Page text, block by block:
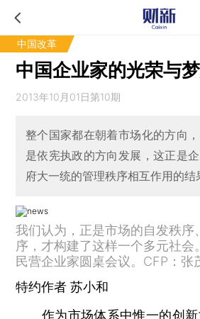
中国改革
中国企业家的光荣与
2013年10月01日第10期
整个国家都在朝着市场化的方向
是依宪执政的方向发展，这正是
府大一统的管理秩序相互作用的结
我们认为，正是市场的自发秩序
序，才构建了这样一个多元社会
民营企业家圆桌会议。CFP：张
特约作者 苏小和
作为市场体系中惟一的创新